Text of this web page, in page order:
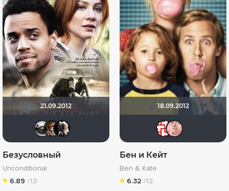
21.09.2012
Безусловный
Unconditional
6.89 /13
18.09.2012
Бен и Кейт
Ben & Kate
6.32 /12